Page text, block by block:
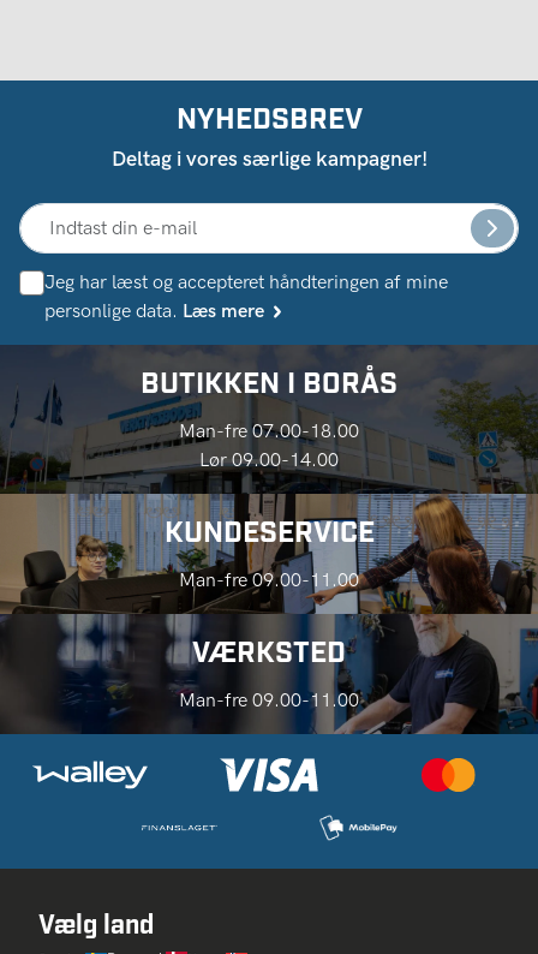
NYHEDSBREV
Deltag i vores særlige kampagner!
Jeg har læst og accepteret håndteringen af ​​mine
personlige data. Læs mere
BUTIKKEN I BORÅS
Man-fre 07.00-18.00
Lør 09.00-14.00
KUNDESERVICE
Man-fre 09.00-11.00
VÆRKSTED
Man-fre 09.00-11.00
Vælg land